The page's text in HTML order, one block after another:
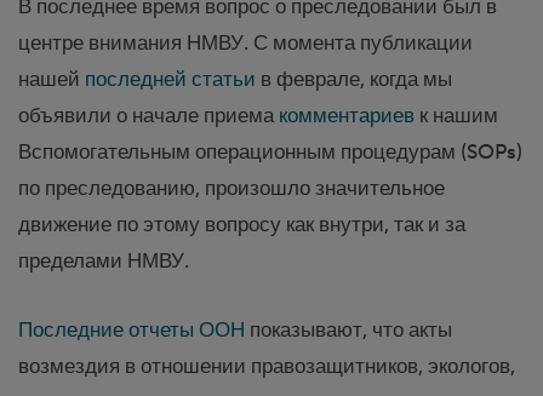
В последнее время вопрос о преследовании был в
центре внимания НМВУ. С момента публикации
нашей последней статьи в феврале, когда мы
объявили о начале приема комментариев к нашим
Вспомогательным операционным процедурам (SOPs)
по преследованию, произошло значительное
движение по этому вопросу как внутри, так и за
пределами НМВУ.
Последние отчеты ООН показывают, что акты
возмездия в отношении правозащитников, экологов,